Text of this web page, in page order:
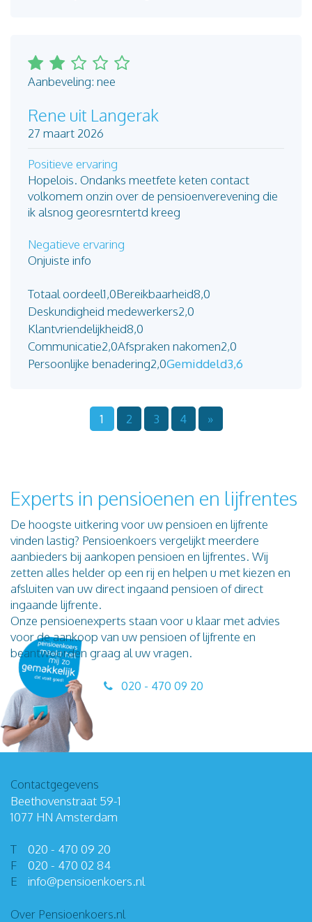
Aanbeveling: nee
Rene uit Langerak
27 maart 2026
Positieve ervaring
Hopelois. Ondanks meetfete keten contact
volkomem onzin over de pensioenverevening die
ik alsnog georesrntertd kreeg
Negatieve ervaring
Onjuiste info
Totaal oordeel1,0Bereikbaarheid8,0
Deskundigheid medewerkers2,0
Klantvriendelijkheid8,0
Communicatie2,0Afspraken nakomen2,0
Persoonlijke benadering2,0Gemiddeld3,6
1 2 3 4 »
Experts in pensioenen en lijfrentes
De hoogste uitkering voor uw pensioen en lijfrente
vinden lastig? Pensioenkoers vergelijkt meerdere
aanbieders bij aankopen pensioen en lijfrentes. Wij
zetten alles helder op een rij en helpen u met kiezen en
afsluiten van uw direct ingaand pensioen of direct
ingaande lijfrente.
Onze pensioenexperts staan voor u klaar met advies
voor de aankoop van uw pensioen of lijfrente en
beantwoorden graag al uw vragen.
020 - 470 09 20
Contactgegevens
Beethovenstraat 59-1
1077 HN Amsterdam
T
020 - 470 09 20
F
020 - 470 02 84
E
info@pensioenkoers.nl
Over Pensioenkoers.nl